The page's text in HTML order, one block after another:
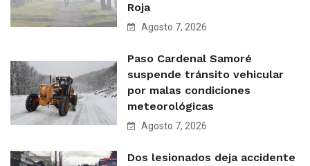
Roja
Agosto 7, 2026
Paso Cardenal Samoré
suspende tránsito vehicular
por malas condiciones
meteorológicas
Agosto 7, 2026
Dos lesionados deja accidente